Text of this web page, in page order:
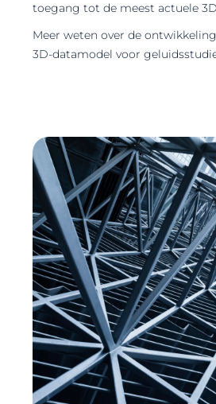
toegang tot de meest actuele
Meer weten over de
3D-datamodel voor